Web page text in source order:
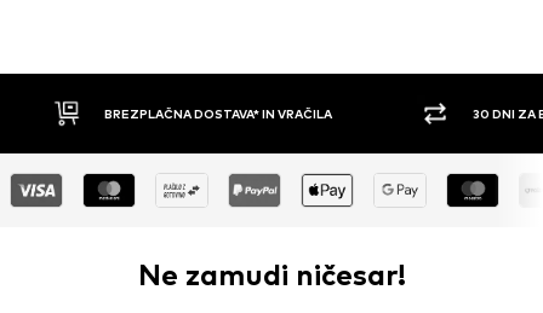
30 DNI ZA BREZPLAČNO VRAČILO PLAČILO
Ne zamudi ničesar!